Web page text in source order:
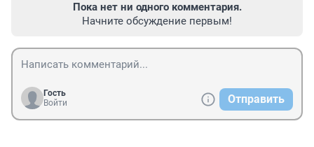
Пока нет ни одного комментария.
Начните обсуждение первым!
Гость
Войти
Отправить